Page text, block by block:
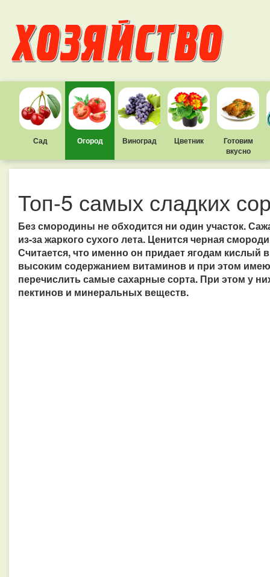
Сад Огород Виноград Цветник
Готовим
вкусно
Топ-5 самых сладких
Без смородины не обходится ни один участок.
из-за жаркого сухого лета. Ценится черная
Считается, что именно он придает ягодам кислый
высоким содержанием витаминов и при этом
перечислить самые сахарные сорта. При этом у
пектинов и минеральных веществ.